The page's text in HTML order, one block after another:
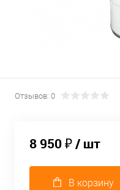
Отзывов: 0
8 950 ₽/ шт
В корзину